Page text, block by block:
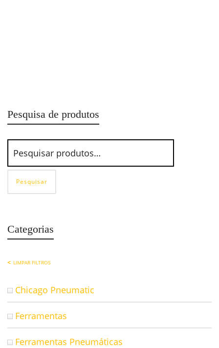
Pesquisa de produtos
Pesquisar
Categorias
LIMPAR FILTROS
Chicago Pneumatic
Ferramentas
Ferramentas Pneumáticas